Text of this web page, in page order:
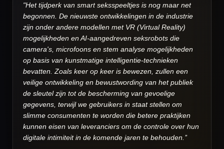
"Het tijdperk van smart seksspeeltjes is nog maar net
begonnen. De nieuwste ontwikkelingen in de industrie
zijn onder andere modellen met VR (Virtual Reality)
mogelijkheden en AI-aangedreven seksrobots die
camera's, microfoons en stem analyse mogelijkheden
op basis van kunstmatige intelligentie-technieken
bevatten. Zoals keer op keer is bewezen, zullen een
veilige ontwikkeling en bewustwording van het publiek
de sleutel zijn tot de bescherming van gevoelige
gegevens, terwijl we gebruikers in staat stellen om
slimme consumenten te worden die betere praktijken
kunnen eisen van leveranciers om de controle over hun
digitale intimiteit in de komende jaren te behouden.’’